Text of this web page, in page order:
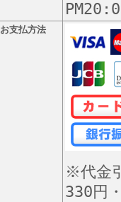
お支払方法
※代金
330円